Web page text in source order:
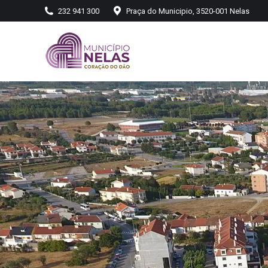
232 941 300 Praça do Municipio, 3520-001 Nelas